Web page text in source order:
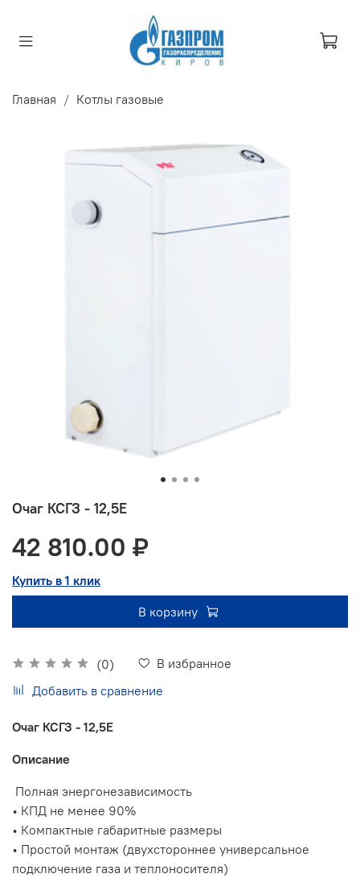
Главная Котлы газовые
Очаг КСГЗ - 12,5Е
(0)
В избранное
Добавить в сравнение
42 810.00 ₽
Купить в 1 клик
В корзину
Очаг КСГЗ - 12,5Е
Описание
Полная энергонезависимость
• КПД не менее 90%
• Компактные габаритные размеры
• Простой монтаж (двухстороннее универсальное
подключение газа и теплоносителя)